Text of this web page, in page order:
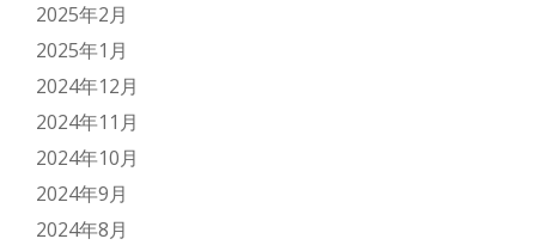
2025年2月
2025年1月
2024年12月
2024年11月
2024年10月
2024年9月
2024年8月